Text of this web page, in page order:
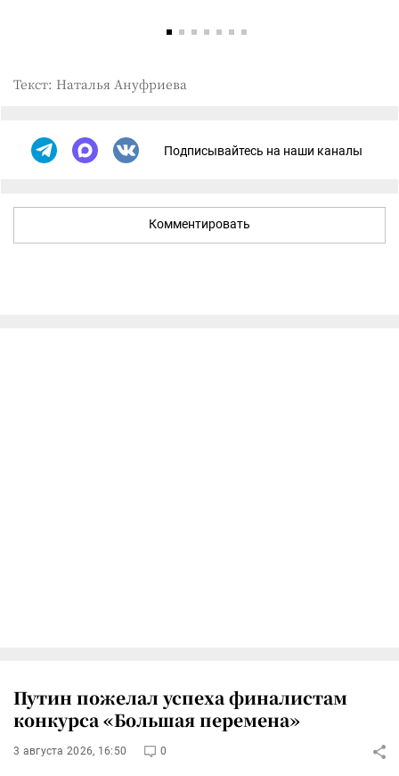
Текст: Наталья Ануфриева
Подписывайтесь на наши каналы
Комментировать
Путин пожелал успеха финалистам
конкурса «Большая перемена»
3 августа 2026, 16:50 0